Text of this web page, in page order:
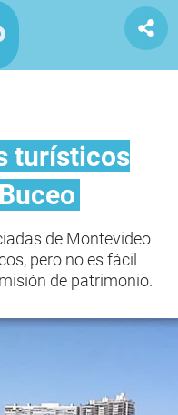
turísticos
de Montevideo
pero no es fácil
de patrimonio.